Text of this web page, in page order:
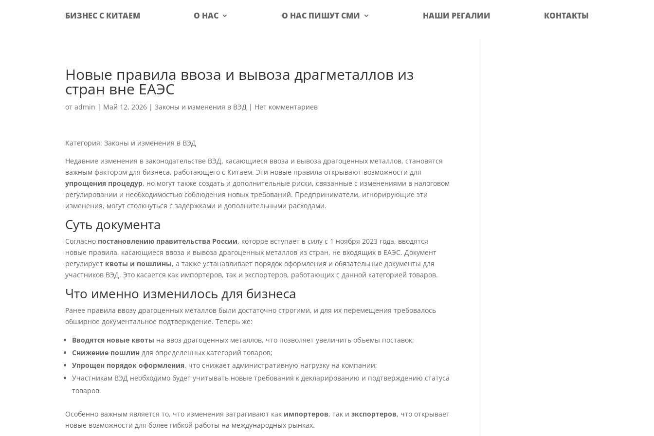
БИЗНЕС С КИТАЕМ О НАС О НАС ПИШУТ СМИ НАШИ РЕГАЛИИ КОНТАКТЫ
Новые правила ввоза и вывоза драгметаллов из
стран вне ЕАЭС
отadmin | Май 12, 2026 |Законы и изменения в ВЭД | Нет комментариев
Категория: Законы и изменения в ВЭД
Недавние изменения в законодательстве ВЭД, касающиеся ввоза и вывоза драгоценных металлов, становятся
важным фактором для бизнеса, работающего с Китаем. Эти новые правила открывают возможности для
упрощения процедур, но могут также создать и дополнительные риски, связанные с изменениями в налоговом
регулировании и необходимостью соблюдения новых требований. Предприниматели, игнорирующие эти
изменения, могут столкнуться с задержками и дополнительными расходами.
Суть документа
Согласно постановлению правительства России, которое вступает в силу с 1 ноября 2023 года, вводятся
новые правила, касающиеся ввоза и вывоза драгоценных металлов из стран, не входящих в ЕАЭС. Документ
регулирует квоты и пошлины, а также устанавливает порядок оформления и обязательные документы для
участников ВЭД. Это касается как импортеров, так и экспортеров, работающих с данной категорией товаров.
Что именно изменилось для бизнеса
Ранее правила ввозу драгоценных металлов были достаточно строгими, и для их перемещения требовалось
обширное документальное подтверждение. Теперь же:
Вводятся новые квоты на ввоз драгоценных металлов, что позволяет увеличить объемы поставок;
Снижение пошлин для определенных категорий товаров;
Упрощен порядок оформления, что снижает административную нагрузку на компании;
Участникам ВЭД необходимо будет учитывать новые требования к декларированию и подтверждению статуса
товаров.
Особенно важным является то, что изменения затрагивают как импортеров, так иэкспортеров, что открывает
новые возможности для более гибкой работы на международных рынках.